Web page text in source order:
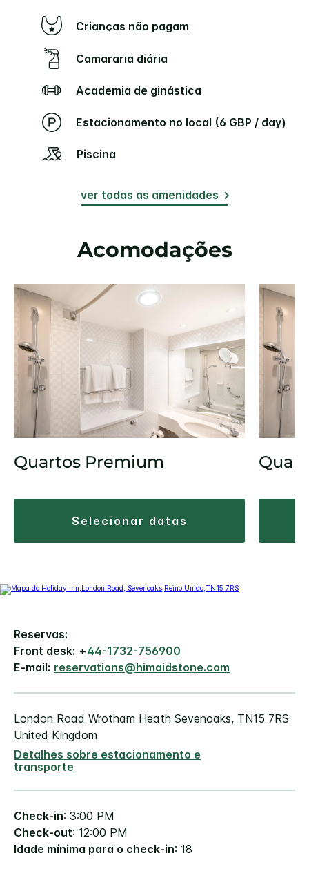
Crianças não pagam
Camararia diária
Academia de ginástica
Estacionamento no local (6 GBP / day)
Piscina
ver todas as amenidades
Acomodações
Quartos Premium
selecionar datas
Reservas:
Front desk: +44-1732-756900
E-mail: reservations@himaidstone.com
London Road Wrotham Heath Sevenoaks, TN15 7RS
United Kingdom
Detalhes sobre estacionamento e
transporte
Check-in: 3:00 PM
Check-out: 12:00 PM
Idade mínima para o check-in: 18